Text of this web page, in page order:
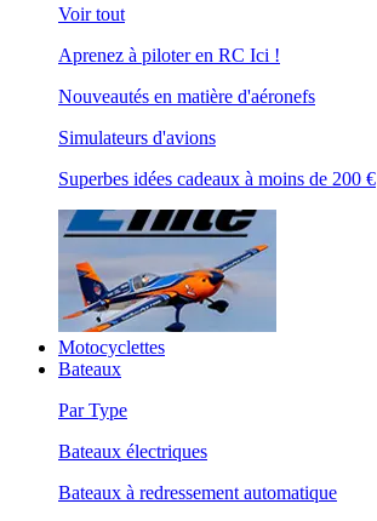
Voir tout
Aprenez à piloter en RC Ici !
Nouveautés en matière d'aéronefs
Simulateurs d'avions
Superbes idées cadeaux à moins de 200 €
Motocyclettes
Bateaux
Par Type
Bateaux électriques
Bateaux à redressement automatique